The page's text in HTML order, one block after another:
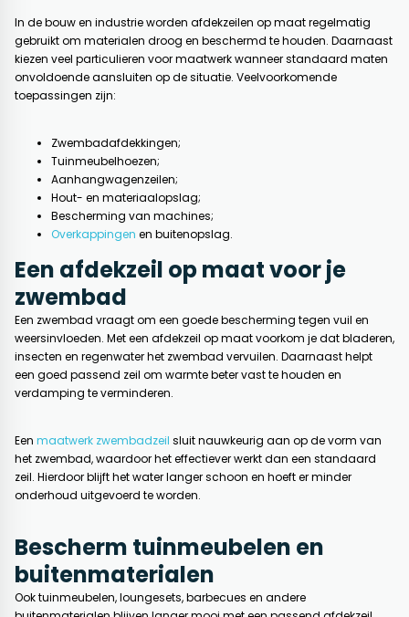
In de bouw en industrie worden afdekzeilen op maat regelmatig
gebruikt om materialen droog en beschermd te houden. Daarnaast
kiezen veel particulieren voor maatwerk wanneer standaard maten
onvoldoende aansluiten op de situatie. Veelvoorkomende
toepassingen zijn:
Zwembadafdekkingen;
Tuinmeubelhoezen;
Aanhangwagenzeilen;
Hout- en materiaalopslag;
Bescherming van machines;
Overkappingen en buitenopslag.
Een afdekzeil op maat voor je
zwembad
Een zwembad vraagt om een goede bescherming tegen vuil en
weersinvloeden. Met een afdekzeil op maat voorkom je dat bladeren,
insecten en regenwater het zwembad vervuilen. Daarnaast helpt
een goed passend zeil om warmte beter vast te houden en
verdamping te verminderen.
Een maatwerk zwembadzeil sluit nauwkeurig aan op de vorm van
het zwembad, waardoor het effectiever werkt dan een standaard
zeil. Hierdoor blijft het water langer schoon en hoeft er minder
onderhoud uitgevoerd te worden.
Bescherm tuinmeubelen en
buitenmaterialen
Ook tuinmeubelen, loungesets, barbecues en andere